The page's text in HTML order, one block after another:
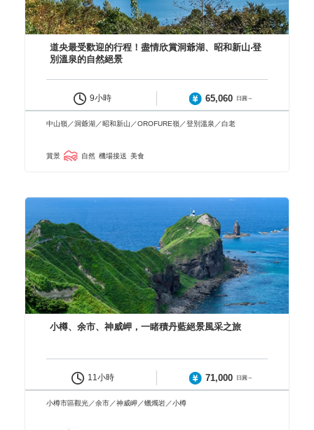
道央最受歡迎的行程！盡情欣賞洞爺湖、昭和新山‧登
別溫泉的自然絕景
9小時 65,060 日圓～
中山嶺／洞爺湖／昭和新山／OROFURE嶺／登別溫泉／白老
賞景 自然 機場接送 美食
小樽、余市、神威岬，一睹積丹藍絕景風采之旅
11小時 71,000 日圓～
小樽市區觀光／余市／神威岬／蠟燭岩／小樽